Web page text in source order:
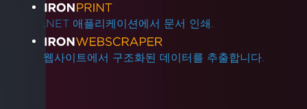
.NET 애플리케이션에서 문서 인쇄.
웹사이트에서 구조화된 데이터를 추출합니다.